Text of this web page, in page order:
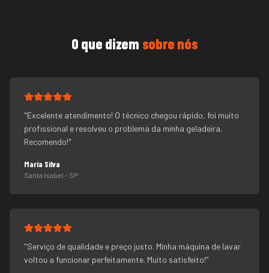
O que dizem sobre nós
"Excelente atendimento! O técnico chegou rápido, foi muito
profissional e resolveu o problema da minha geladeira.
Recomendo!"
Maria Silva
Santa Isabel - SP
"Serviço de qualidade e preço justo. Minha máquina de lavar
voltou a funcionar perfeitamente. Muito satisfeito!"